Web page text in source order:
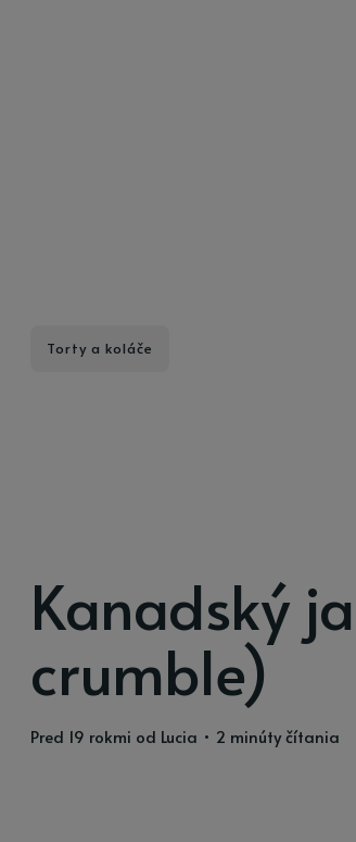
Torty a koláče
Kanadský
crumble)
pred 19 rokmi od Lucia • 2 minúty čítania